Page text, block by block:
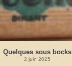
Quelques sous bocks
2 juin 2025